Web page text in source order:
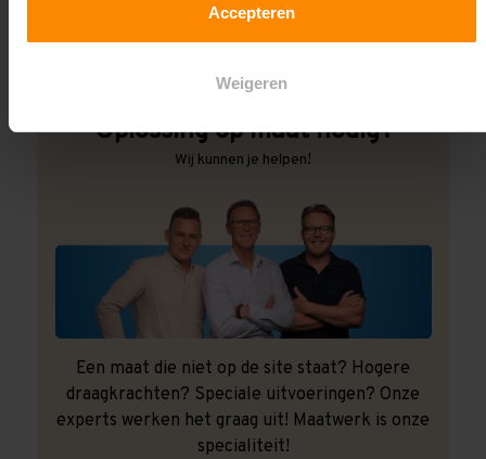
Accepteren
Weigeren
Maximale jukbelasting:
Oplossing op maat nodig?
Wij kunnen je helpen!
Een maat die niet op de site staat? Hogere
draagkrachten? Speciale uitvoeringen? Onze
experts werken het graag uit! Maatwerk is onze
specialiteit!